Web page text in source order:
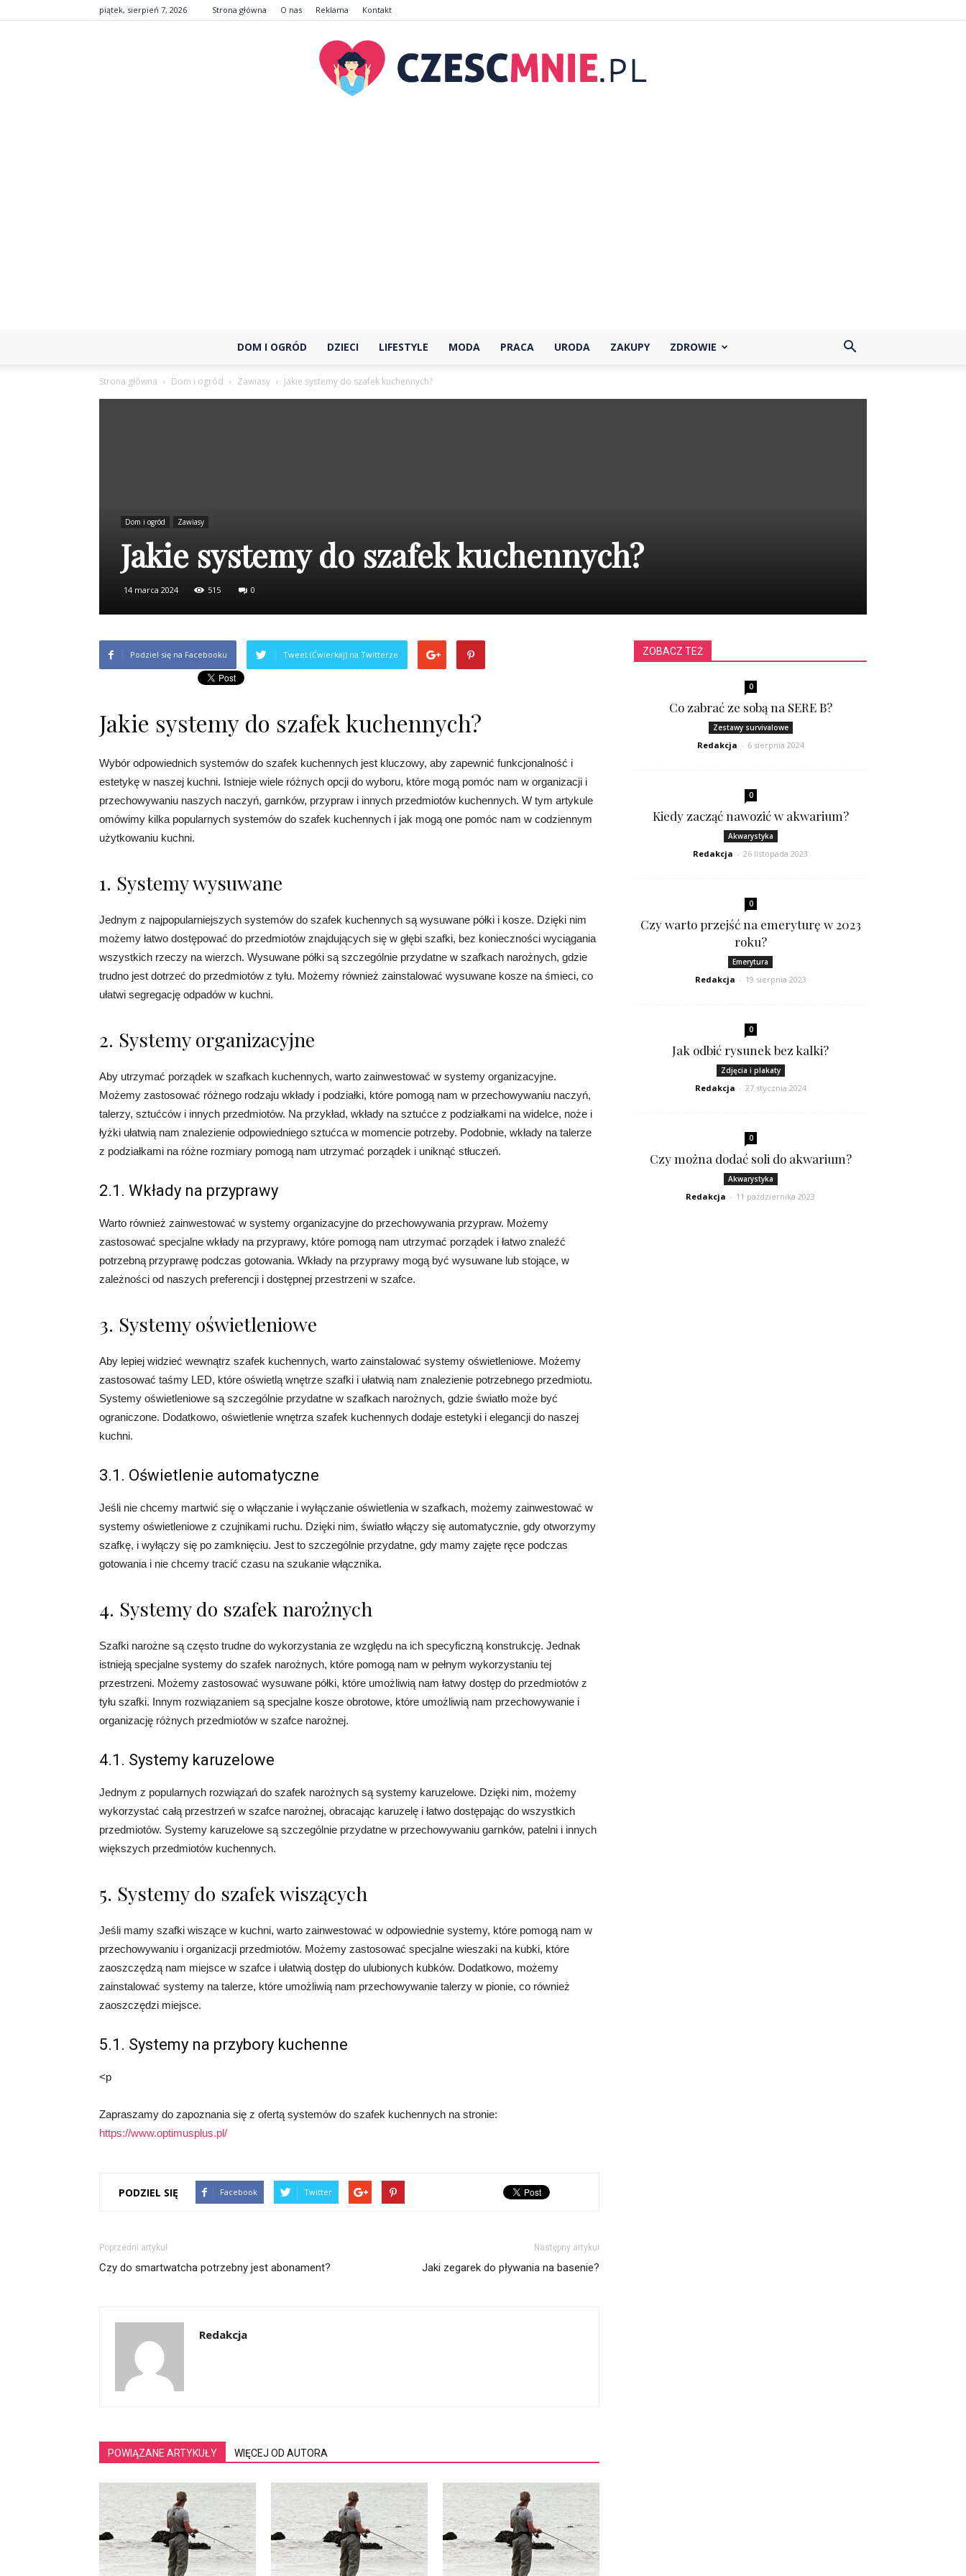
piątek, sierpień 7, 2026 Strona główna O nas Reklama Kontakt
DOM I OGRÓD DZIECI LIFESTYLE MODA PRACA URODA ZAKUPY ZDROWIE
Strona główna Dom i ogród Zawiasy Jakie systemy do szafek kuchennych?
Dom i ogród Zawiasy
Jakie systemy do szafek kuchennych?
14 marca 2024 515 0
Podziel się na Facebooku Tweet (Ćwierkaj) na Twitterze
Jakie systemy do szafek kuchennych?
Wybór odpowiednich systemów do szafek kuchennych jest kluczowy, aby zapewnić funkcjonalność i
estetykę w naszej kuchni. Istnieje wiele różnych opcji do wyboru, które mogą pomóc nam w organizacji i
przechowywaniu naszych naczyń, garnków, przypraw i innych przedmiotów kuchennych. W tym artykule
omówimy kilka popularnych systemów do szafek kuchennych i jak mogą one pomóc nam w codziennym
użytkowaniu kuchni.
1. Systemy wysuwane
Jednym z najpopularniejszych systemów do szafek kuchennych są wysuwane półki i kosze. Dzięki nim
możemy łatwo dostępować do przedmiotów znajdujących się w głębi szafki, bez konieczności wyciągania
wszystkich rzeczy na wierzch. Wysuwane półki są szczególnie przydatne w szafkach narożnych, gdzie
trudno jest dotrzeć do przedmiotów z tyłu. Możemy również zainstalować wysuwane kosze na śmieci, co
ułatwi segregację odpadów w kuchni.
2. Systemy organizacyjne
Aby utrzymać porządek w szafkach kuchennych, warto zainwestować w systemy organizacyjne.
Możemy zastosować różnego rodzaju wkłady i podziałki, które pomogą nam w przechowywaniu naczyń,
talerzy, sztućców i innych przedmiotów. Na przykład, wkłady na sztućce z podziałkami na widelce, noże i
łyżki ułatwią nam znalezienie odpowiedniego sztućca w momencie potrzeby. Podobnie, wkłady na talerze
z podziałkami na różne rozmiary pomogą nam utrzymać porządek i uniknąć stłuczeń.
2.1. Wkłady na przyprawy
Warto również zainwestować w systemy organizacyjne do przechowywania przypraw. Możemy
zastosować specjalne wkłady na przyprawy, które pomogą nam utrzymać porządek i łatwo znaleźć
potrzebną przyprawę podczas gotowania. Wkłady na przyprawy mogą być wysuwane lub stojące, w
zależności od naszych preferencji i dostępnej przestrzeni w szafce.
3. Systemy oświetleniowe
Aby lepiej widzieć wewnątrz szafek kuchennych, warto zainstalować systemy oświetleniowe. Możemy
zastosować taśmy LED, które oświetlą wnętrze szafki i ułatwią nam znalezienie potrzebnego przedmiotu.
Systemy oświetleniowe są szczególnie przydatne w szafkach narożnych, gdzie światło może być
ograniczone. Dodatkowo, oświetlenie wnętrza szafek kuchennych dodaje estetyki i elegancji do naszej
kuchni.
3.1. Oświetlenie automatyczne
Jeśli nie chcemy martwić się o włączanie i wyłączanie oświetlenia w szafkach, możemy zainwestować w
systemy oświetleniowe z czujnikami ruchu. Dzięki nim, światło włączy się automatycznie, gdy otworzymy
szafkę, i wyłączy się po zamknięciu. Jest to szczególnie przydatne, gdy mamy zajęte ręce podczas
gotowania i nie chcemy tracić czasu na szukanie włącznika.
4. Systemy do szafek narożnych
Szafki narożne są często trudne do wykorzystania ze względu na ich specyficzną konstrukcję. Jednak
istnieją specjalne systemy do szafek narożnych, które pomogą nam w pełnym wykorzystaniu tej
przestrzeni. Możemy zastosować wysuwane półki, które umożliwią nam łatwy dostęp do przedmiotów z
tyłu szafki. Innym rozwiązaniem są specjalne kosze obrotowe, które umożliwią nam przechowywanie i
organizację różnych przedmiotów w szafce narożnej.
4.1. Systemy karuzelowe
Jednym z popularnych rozwiązań do szafek narożnych są systemy karuzelowe. Dzięki nim, możemy
wykorzystać całą przestrzeń w szafce narożnej, obracając karuzelę i łatwo dostępając do wszystkich
przedmiotów. Systemy karuzelowe są szczególnie przydatne w przechowywaniu garnków, patelni i innych
większych przedmiotów kuchennych.
5. Systemy do szafek wiszących
Jeśli mamy szafki wiszące w kuchni, warto zainwestować w odpowiednie systemy, które pomogą nam w
przechowywaniu i organizacji przedmiotów. Możemy zastosować specjalne wieszaki na kubki, które
zaoszczędzą nam miejsce w szafce i ułatwią dostęp do ulubionych kubków. Dodatkowo, możemy
zainstalować systemy na talerze, które umożliwią nam przechowywanie talerzy w pionie, co również
zaoszczędzi miejsce.
5.1. Systemy na przybory kuchenne
<p
Zapraszamy do zapoznania się z ofertą systemów do szafek kuchennych na stronie:
https://www.optimusplus.pl/
PODZIEL SIĘ Facebook Twitter
Poprzedni artykuł
Czy do smartwatcha potrzebny jest abonament?
Następny artykuł
Jaki zegarek do pływania na basenie?
Redakcja
POWIĄZANE ARTYKUŁY WIĘCEJ OD AUTORA
ZOBACZ TEŻ
0
Co zabrać ze sobą na SERE B?
Zestawy survivalowe
Redakcja - 6 sierpnia 2024
0
Kiedy zacząć nawozić w akwarium?
Akwarystyka
Redakcja - 26 listopada 2023
0
Czy warto przejść na emeryturę w 2023
roku?
Emerytura
Redakcja - 19 sierpnia 2023
0
Jak odbić rysunek bez kalki?
Zdjęcia i plakaty
Redakcja - 27 stycznia 2024
0
Czy można dodać soli do akwarium?
Akwarystyka
Redakcja - 11 października 2023